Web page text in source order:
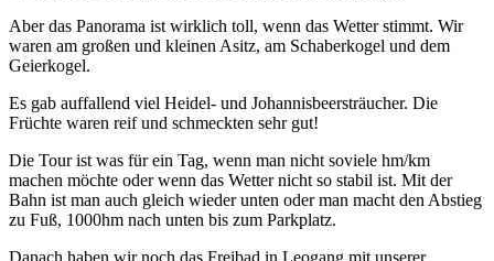
Aber das Panorama ist wirklich toll, wenn das Wetter stimmt. Wir
waren am großen und kleinen Asitz, am Schaberkogel und dem
Geierkogel.
Es gab auffallend viel Heidel- und Johannisbeersträucher. Die
Früchte waren reif und schmeckten sehr gut!
Die Tour ist was für ein Tag, wenn man nicht soviele hm/km
machen möchte oder wenn das Wetter nicht so stabil ist. Mit der
Bahn ist man auch gleich wieder unten oder man macht den Abstieg
zu Fuß, 1000hm nach unten bis zum Parkplatz.